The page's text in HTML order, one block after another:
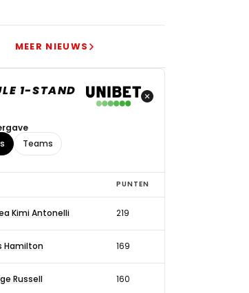
MEER NIEUWS
1-STAND
Teams
PUNTEN
Kimi Antonelli 219
Hamilton 169
Russell 160